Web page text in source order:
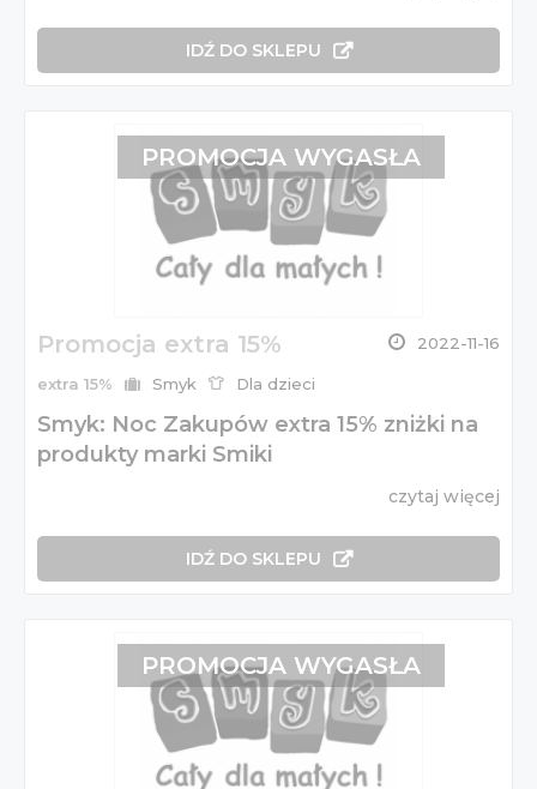
IDŹ DO SKLEPU
Promocja extra 15% 2022-11-16
extra 15% Smyk Dla dzieci
Smyk: Noc Zakupów extra 15% zniżki na
produkty marki Smiki
czytaj więcej
IDŹ DO SKLEPU
PROMOCJA WYGASŁA
PROMOCJA WYGASŁA